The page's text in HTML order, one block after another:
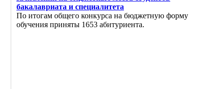
бакалавриата и специалитета
По итогам общего конкурса на бюджетную форму
обучения приняты 1653 абитуриента.